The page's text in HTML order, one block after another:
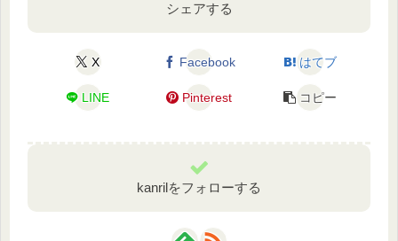
シェアする
X Facebook はてブ
LINE Pinterest コピー
kanrilをフォローする